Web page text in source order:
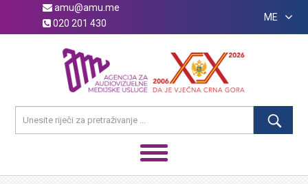
amu@amu.me
020 201 430
ME